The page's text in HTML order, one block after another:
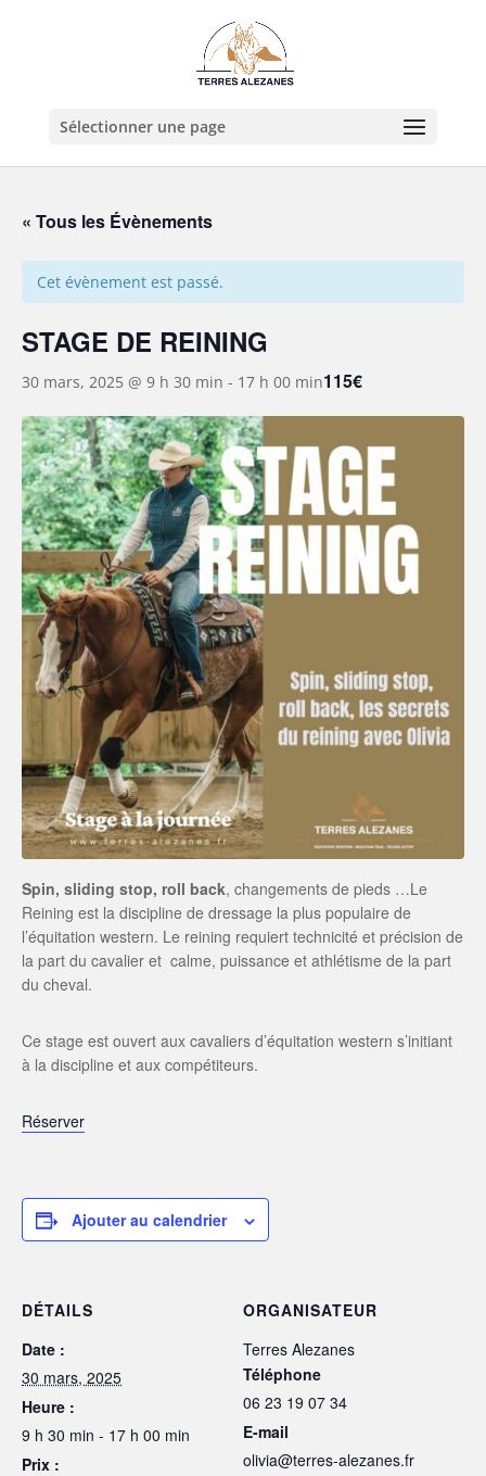
Sélectionner une page
« Tous les Évènements
Cet évènement est passé.
STAGE DE REINING
30 mars, 2025 @ 9 h 30 min - 17 h 00 min115€
Spin, sliding stop, roll back, changements de pieds …Le
Reining est la discipline de dressage la plus populaire de
l’équitation western. Le reining requiert technicité et précision de
la part du cavalier et calme, puissance et athlétisme de la part
du cheval.
Ce stage est ouvert aux cavaliers d’équitation western s’initiant
à la discipline et aux compétiteurs.
Réserver
Ajouter au calendrier
DÉTAILS
Date :
30 mars, 2025
Heure :
9 h 30 min - 17 h 00 min
Prix :
ORGANISATEUR
Terres Alezanes
Téléphone
06 23 19 07 34
E-mail
olivia@terres-alezanes.fr